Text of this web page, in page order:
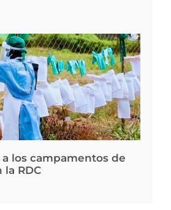
los campamentos de
la RDC